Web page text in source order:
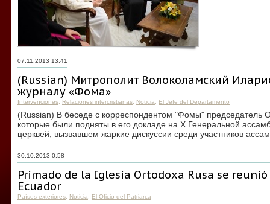
07.11.2013 13:41
(Russian) Митрополит Волоколамский
журналу «Фома»
Intervenciones Relaciones intercristianas Noticia El Jefe del Departamento
(Russian) В беседе с корреспондентом "Фомы" председатель
которые были подняты в его докладе на X Генеральной
церквей, вызвавшем жаркие дискуссии среди участников
30.10.2013 0:58
Primado de la Iglesia Ortodoxa Rusa se
Ecuador
Países exteriores Noticia El Oficio del Patriarca